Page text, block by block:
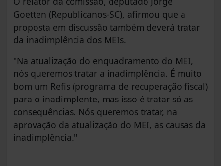
Goetten (Republicanos-SC), afirmou que a
proposta em discussão também deverá tratar
da inadimplência dos MEIs.
"Na atualização do enquadramento do MEI,
nós queremos tratar a inadimplência. É muito
bom um Refis (programa de recuperação fiscal)
para o inadimplente, mas isso é tratar só as
consequências. Nós queremos tratar, na
aprovação da atualização do MEI, as causas da
inadimplência."